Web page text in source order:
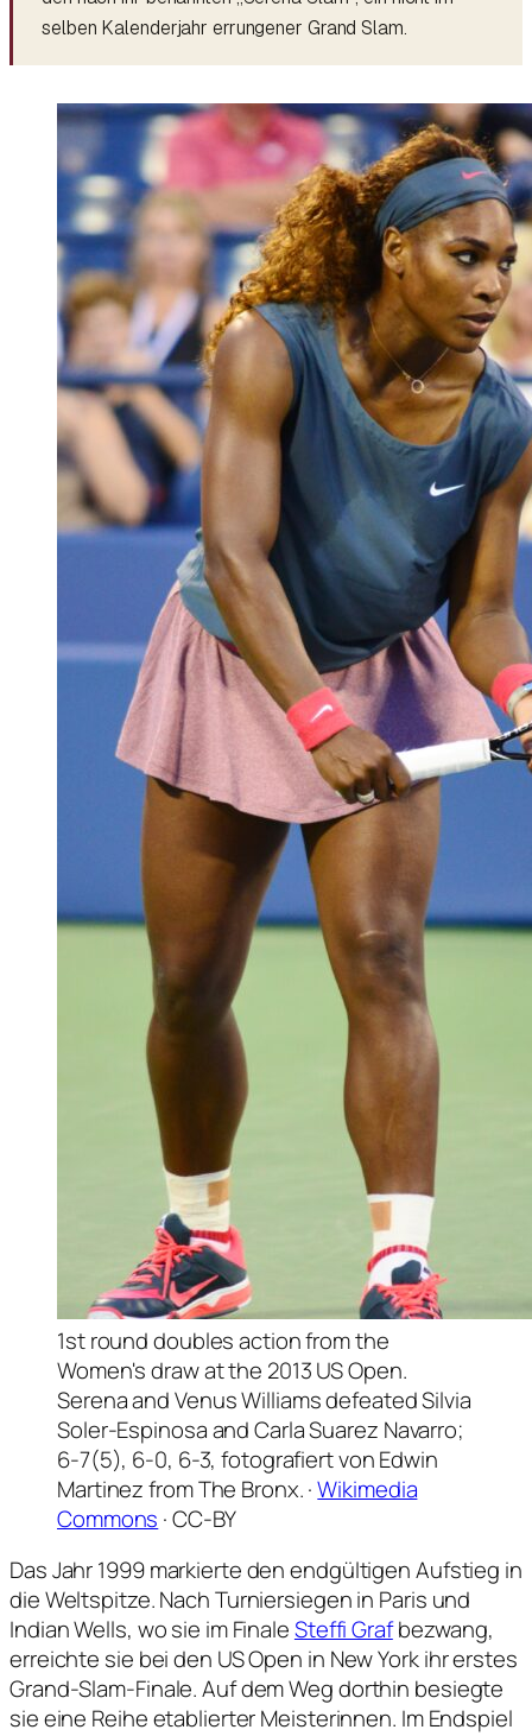
selben Kalenderjahr errungener Grand Slam.
1st round doubles action from the
Women's draw at the 2013 US Open.
Serena and Venus Williams defeated Silvia
Soler-Espinosa and Carla Suarez Navarro;
6-7(5), 6-0, 6-3, fotografiert von Edwin
Martinez from The Bronx. ·Wikimedia
Commons · CC-BY
Das Jahr 1999 markierte den endgültigen Aufstieg in
die Weltspitze. Nach Turniersiegen in Paris und
Indian Wells, wo sie im FinaleSteffi Grafbezwang,
erreichte sie bei den US Open in New York ihr erstes
Grand-Slam-Finale. Auf dem Weg dorthin besiegte
sie eine Reihe etablierter Meisterinnen. Im Endspiel